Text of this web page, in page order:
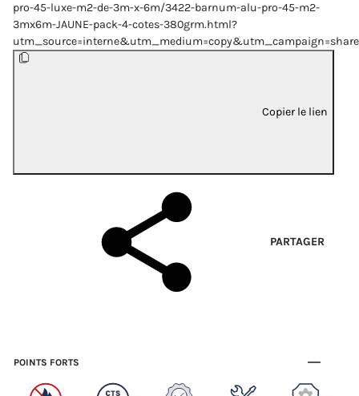
pro-45-luxe-m2-de-3m-x-6m/3422-barnum-alu-pro-45-m2-
3mx6m-JAUNE-pack-4-cotes-380grm.html?
Copier le lien
PARTAGER
POINTS FORTS